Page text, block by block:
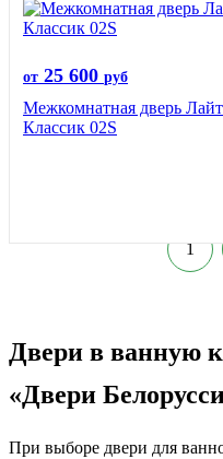
от 25 600 руб
Межкомнатная дверь Лайт
Классик 02S
1
Двери в ванную
«Двери
При выборе двери для